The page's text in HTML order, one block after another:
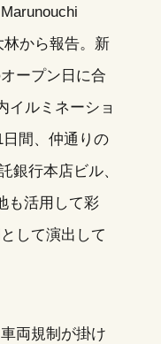
林から報告。新
ープン日に合
イルミネーショ
間、仲通りの
銀行本店ビル、
も活用して彩
して演出して
両規制が掛け